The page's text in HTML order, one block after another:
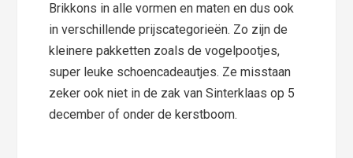
Brikkons in alle vormen en maten en dus ook
in verschillende prijscategorieën. Zo zijn de
kleinere pakketten zoals de vogelpootjes,
super leuke schoencadeautjes. Ze misstaan
zeker ook niet in de zak van Sinterklaas op 5
december of onder de kerstboom.